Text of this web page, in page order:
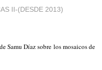
II-(DESDE 2013)
Samu Díaz sobre los mosaicos de